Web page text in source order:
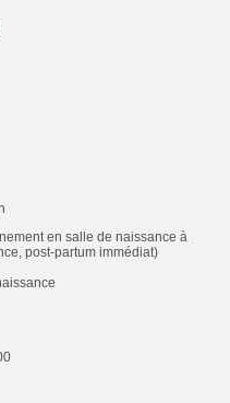
en salle de naissance à
post-partum immédiat)